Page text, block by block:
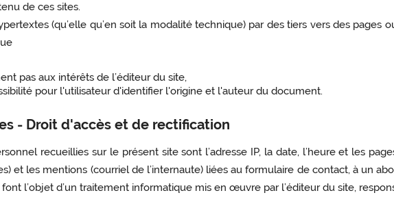
de ces sites.
(qu’elle qu’en soit la modalité technique) par des tiers vers des pages
pas aux intérêts de l’éditeur du site,
pour l'utilisateur d'identifier l'origine et l'auteur du document.
- Droit d'accès et de rectification
recueillies sur le présent site sont l’adresse IP, la date, l’heure et les
et les mentions (courriel de l’internaute) liées au formulaire de contact, à un
font l’objet d’un traitement informatique mis en œuvre par l’éditeur du site,